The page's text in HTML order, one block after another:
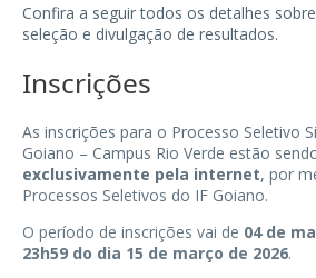
Confira a seguir todos os detalhes
seleção e divulgação de resultados.
Inscrições
As inscrições para o Processo Seletivo
Goiano – Campus Rio Verde estão
exclusivamente pela internet, por
Processos Seletivos do IF Goiano.
O período de inscrições vai de 04 de
23h59 do dia 15 de março de 2026.